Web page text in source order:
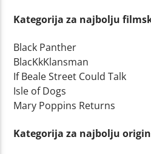
Kategorija za najbolju
Black Panther
BlacKkKlansman
If Beale Street Could Talk
Isle of Dogs
Mary Poppins Returns
Kategorija za najbolju